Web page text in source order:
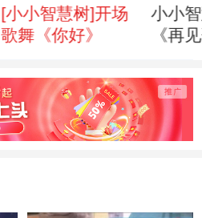
[小小智慧树]开场
歌舞《你好》
小小
《再